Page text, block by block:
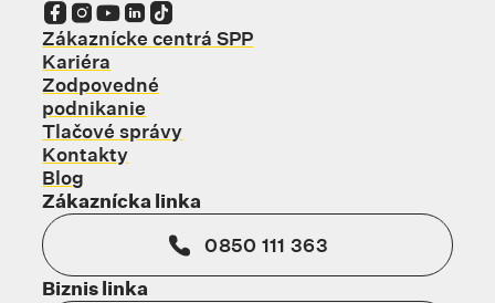
Odkaz sa otvorí na novej karte
Odkaz sa otvorí na novej karte
Odkaz sa otvorí na novej karte
Odkaz sa otvorí na novej karte
Odkaz sa otvorí na novej karte
Zákaznícke centrá SPP
Kariéra
Zodpovedné
podnikanie
Tlačové správy
Kontakty
Blog
Zákaznícka linka
0850 111 363
Biznis linka